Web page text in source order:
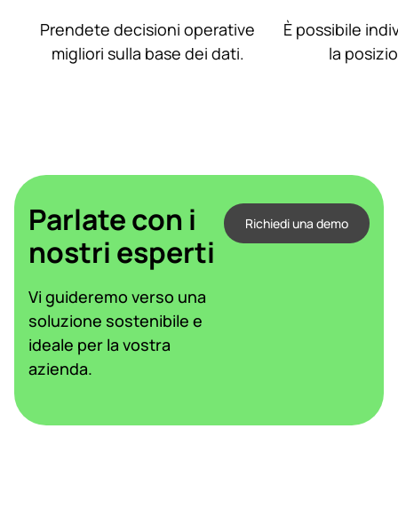
Prendete decisioni operative
migliori sulla base dei dati.
È possibile
la
Parlate con i
nostri esperti
Vi guideremo verso una
soluzione sostenibile e
ideale per la vostra
azienda.
Richiedi una demo